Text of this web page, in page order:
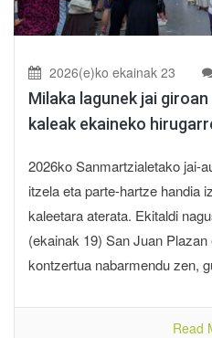
2026(e)ko ekainak 23
Milaka lagunek jai
kaleak ekaineko
2026ko Sanmartzialetako jai-
itzela eta parte-hartze handia
kaleetara aterata. Ekitaldi
(ekainak 19) San Juan
kontzertua nabarmendu zen,
Read